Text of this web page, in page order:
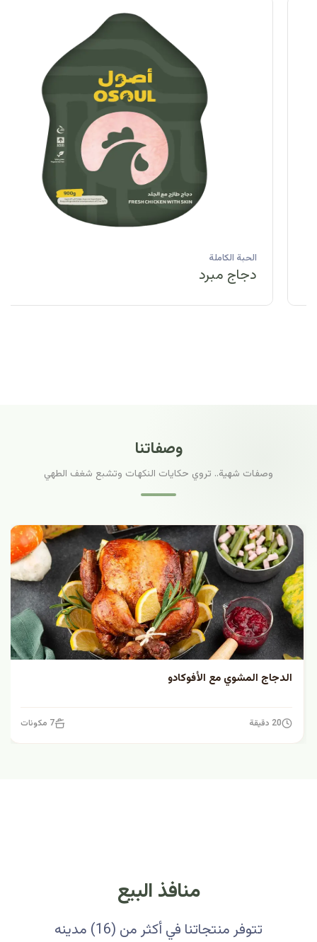
الحبة الكاملة
دجاج مبرد
وصفاتنا
وصفات شهية.. تروي حكايات النكهات وتشبع شغف الطهي
الدجاج المشوي مع الأفوكادو
20 دقيقة 7 مكونات
منافذ البيع
تتوفر منتجاتنا في أكثر من (16) مدينه